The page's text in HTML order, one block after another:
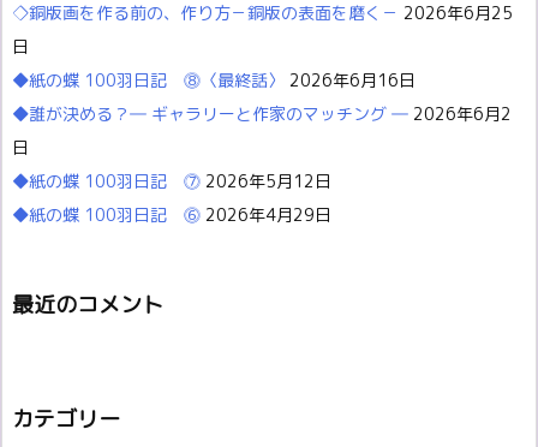
◇銅版画を作る前の、作り方－銅版の表面を磨く－ 2026年6月25
日
◆紙の蝶 100羽日記 ⓼〈最終話〉
2026年6月16日
◆誰が決める？― ギャラリーと作家のマッチング ― 2026年6月2
日
◆紙の蝶 100羽日記 ⓻ 2026年5月12日
◆紙の蝶 100羽日記 ⓺ 2026年4月29日
最近のコメント
カテゴリー